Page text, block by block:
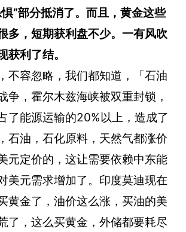
”部分抵消了。而且，黄金这些
多，短期获利盘不少。一有风吹
获利了结。
不容忽略，我们都知道，「石油
争，霍尔木兹海峡被双重封锁，
了能源运输的20%以上，造成了
石油，石化原料，天然气都涨价
元定价的，这让需要依赖中东能
美元需求增加了。印度莫迪现在
黄金了，油价这么涨，买油的美
了，这么买黄金，外储都要耗尽